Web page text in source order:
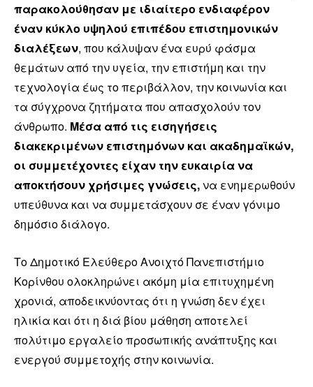
παρακολούθησαν με ιδιαίτερο ενδιαφέρον
έναν κύκλο υψηλού επιπέδου επιστημονικών
διαλέξεων, που κάλυψαν ένα ευρύ φάσμα
θεμάτων από την υγεία, την επιστήμη και την
τεχνολογία έως το περιβάλλον, την κοινωνία και
τα σύγχρονα ζητήματα που απασχολούν τον
άνθρωπο. Μέσα από τις εισηγήσεις
διακεκριμένων επιστημόνων και ακαδημαϊκών,
οι συμμετέχοντες είχαν την ευκαιρία να
αποκτήσουν χρήσιμες γνώσεις,να ενημερωθούν
υπεύθυνα και να συμμετάσχουν σε έναν γόνιμο
δημόσιο διάλογο.
Το Δημοτικό Ελεύθερο Ανοιχτό Πανεπιστήμιο
Κορίνθου ολοκληρώνει ακόμη μία επιτυχημένη
χρονιά, αποδεικνύοντας ότι η γνώση δεν έχει
ηλικία και ότι η διά βίου μάθηση αποτελεί
πολύτιμο εργαλείο προσωπικής ανάπτυξης και
ενεργού συμμετοχής στην κοινωνία.